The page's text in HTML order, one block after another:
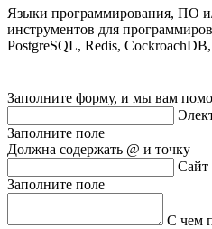
Языки программирования, ПО
инструментов для
PostgreSQL, Redis,
Заполните форму, и мы вам
Заполните поле
Должна содержать @ и точку
Сайт
Заполните поле
С чем